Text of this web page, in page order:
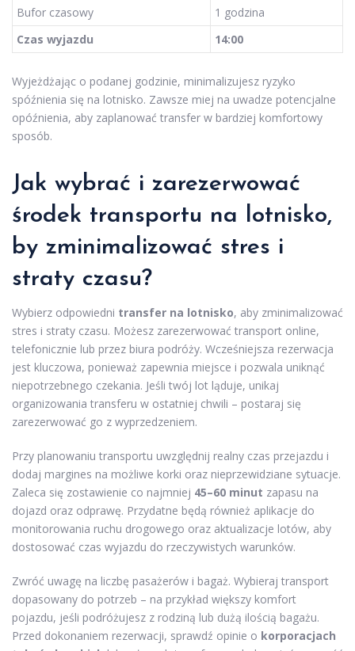
Bufor czasowy
1 godzina
Czas wyjazdu
14:00
Wyjeżdżając o podanej godzinie, minimalizujesz ryzyko
spóźnienia się na lotnisko. Zawsze miej na uwadze potencjalne
opóźnienia, aby zaplanować transfer w bardziej komfortowy
sposób.
Jak wybrać i zarezerwować
środek transportu na lotnisko,
by zminimalizować stres i
straty czasu?
Wybierz odpowiedni transfer na lotnisko, aby zminimalizować
stres i straty czasu. Możesz zarezerwować transport online,
telefonicznie lub przez biura podróży. Wcześniejsza rezerwacja
jest kluczowa, ponieważ zapewnia miejsce i pozwala uniknąć
niepotrzebnego czekania. Jeśli twój lot ląduje, unikaj
organizowania transferu w ostatniej chwili – postaraj się
zarezerwować go z wyprzedzeniem.
Przy planowaniu transportu uwzględnij realny czas przejazdu i
dodaj margines na możliwe korki oraz nieprzewidziane sytuacje.
Zaleca się zostawienie co najmniej 45–60 minut zapasu na
dojazd oraz odprawę. Przydatne będą również aplikacje do
monitorowania ruchu drogowego oraz aktualizacje lotów, aby
dostosować czas wyjazdu do rzeczywistych warunków.
Zwróć uwagę na liczbę pasażerów i bagaż. Wybieraj transport
dopasowany do potrzeb – na przykład większy komfort
pojazdu, jeśli podróżujesz z rodziną lub dużą ilością bagażu.
Przed dokonaniem rezerwacji, sprawdź opinie o korporacjach